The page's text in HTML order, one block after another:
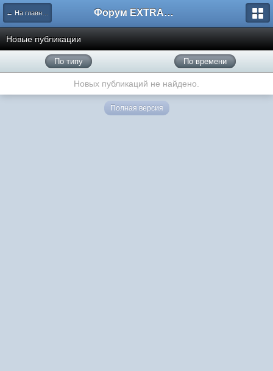
← На главную Форум EXTRACTOR.ru
Новые публикации
По типу По времени
Новых публикаций не найдено.
Полная версия